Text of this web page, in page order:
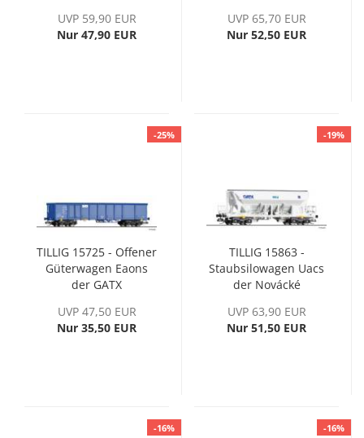
VI
UVP 59,90 EUR
Nur 47,90 EUR
UVP 65,70 EUR
Nur 52,50 EUR
-25%
TILLIG 15725 - Offener
Güterwagen Eaons
der GATX
UVP 47,50 EUR
Nur 35,50 EUR
-19%
TILLIG 15863 -
Staubsilowagen Uacs
der Novácké
Ep. V
UVP 63,90 EUR
Nur 51,50 EUR
-16% -16%